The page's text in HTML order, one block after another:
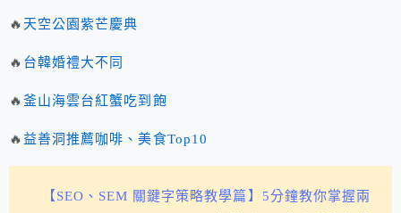
🔥 天空公園紫芒慶典
🔥 台韓婚禮大不同
🔥釜山海雲台紅蟹吃到飽
🔥 益善洞推薦咖啡、美食Top10
【SEO、SEM 關鍵字策略教學篇】5分鐘教你掌握兩